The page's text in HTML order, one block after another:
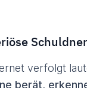
verfolgt
berät,